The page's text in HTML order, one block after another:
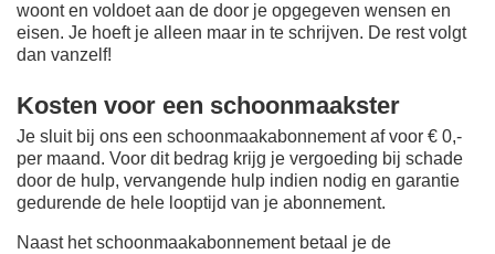
woont en voldoet aan de door je opgegeven wensen en
eisen. Je hoeft je alleen maar in te schrijven. De rest volgt
dan vanzelf!
Kosten voor een schoonmaakster
Je sluit bij ons een schoonmaakabonnement af voor € 0,-
per maand. Voor dit bedrag krijg je vergoeding bij schade
door de hulp, vervangende hulp indien nodig en garantie
gedurende de hele looptijd van je abonnement.
Naast het schoonmaakabonnement betaal je de